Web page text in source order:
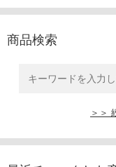
商品検索
＞＞